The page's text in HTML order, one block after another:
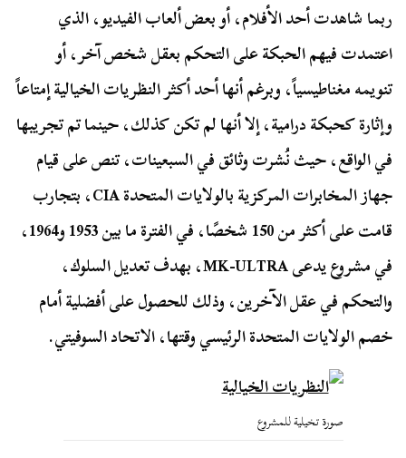
ربما شاهدت أحد الأفلام، أو بعض ألعاب الفيديو، الذي
اعتمدت فيهم الحبكة على التحكم بعقل شخص آخر، أو
تنويمه مغناطيسياً، وبرغم أنها أحد أكثر النظريات الخيالية إمتاعاً
وإثارة كحبكة درامية، إلا أنها لم تكن كذلك، حينما تم تجريبها
في الواقع، حيث نُشرت وثائق في السبعينات، تنص على قيام
جهاز المخابرات المركزية بالولايات المتحدة CIA، بتجارب
قامت على أكثر من 150 شخصًا، في الفترة ما بين 1953 و1964،
في مشروع يدعى MK-ULTRA، بهدف تعديل السلوك،
والتحكم في عقل الآخرين، وذلك للحصول على أفضلية أمام
خصم الولايات المتحدة الرئيسي وقتها، الاتحاد السوفيتي.
صورة تخيلية للمشروع